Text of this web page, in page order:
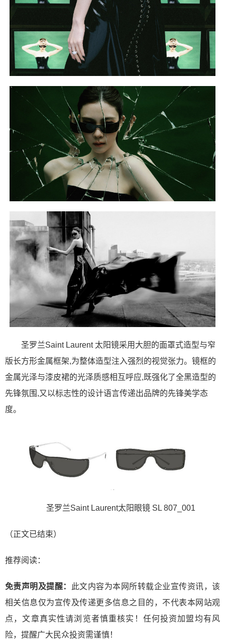
圣罗兰Saint Laurent 太阳镜采用大胆的面罩式造型与窄
版长方形金属框架,为整体造型注入强烈的视觉张力。镜框的
金属光泽与漆皮裙的光泽质感相互呼应,既强化了全黑造型的
先锋氛围,又以标志性的设计语言传递出品牌的先锋美学态
度。
圣罗兰Saint Laurent太阳眼镜 SL 807_001
（正文已结束）
推荐阅读：
免责声明及提醒：
此文内容为本网所转载企业宣传资讯，该
相关信息仅为宣传及传递更多信息之目的，不代表本网站观
点，文章真实性请浏览者慎重核实！任何投资加盟均有风
险，提醒广大民众投资需谨慎！